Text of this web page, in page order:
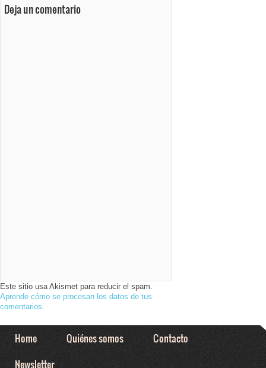
Deja un comentario
Este sitio usa Akismet para reducir el spam.
Aprende cómo se procesan los datos de tus
comentarios.
Home Quiénes somos
Contacto
Newsletter